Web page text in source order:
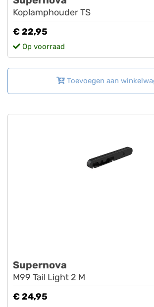
Koplamphouder TS
€ 22,95
Op voorraad
Toevoegen aan
Supernova
M99 Tail Light 2 M
€ 24,95